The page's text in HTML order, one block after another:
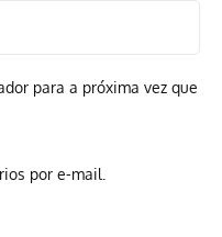
para a próxima vez que
por e-mail.